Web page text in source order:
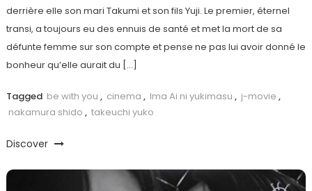
derrière elle son mari Takumi et son fils Yuji. Le premier, éternel
transi, a toujours eu des ennuis de santé et met la mort de sa
défunte femme sur son compte et pense ne pas lui avoir donné le
bonheur qu’elle aurait du […]
Tagged be with you , cinema , Ima Ai ni yukimasu , j-movie ,
nakamura shido , takeuchi yuko
Discover